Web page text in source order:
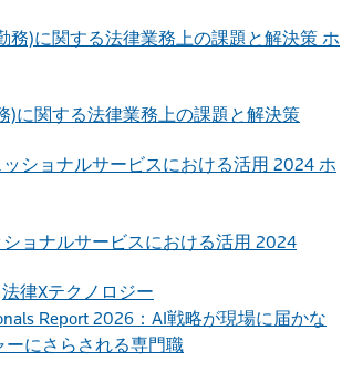
ホ
)に関する法律業務上の課題と解決策
ホ
ョナルサービスにおける活用 2024
法律Xテクノロジー